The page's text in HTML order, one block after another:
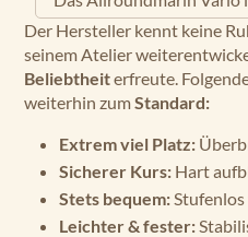
Der Hersteller kennt keine
seinem Atelier
Beliebtheiterfreute.
weiterhin zumStandard:
Extrem viel Platz:
Sicherer Kurs: Hart
Stets bequem:
Leichter & fester: